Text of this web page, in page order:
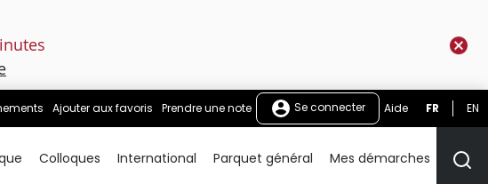
Ajouter aux favoris Prendre une note Se connecter Aide FR EN
Colloques International Parquet général Mes démarches